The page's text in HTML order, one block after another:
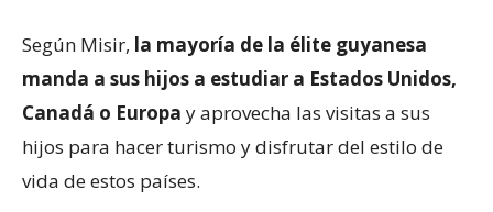
Según Misir, la mayoría de la élite guyanesa
manda a sus hijos a estudiar a Estados Unidos,
Canadá o Europa y aprovecha las visitas a sus
hijos para hacer turismo y disfrutar del estilo de
vida de estos países.